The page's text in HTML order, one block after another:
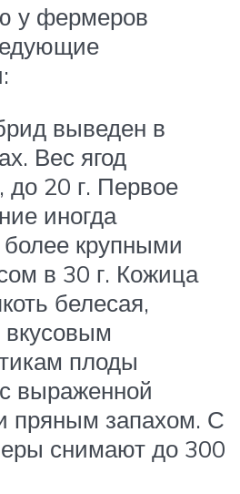
у фермеров
выведен в
Вес ягод
20 г. Первое
иногда
более крупными
в 30 г. Кожица
белесая,
вкусовым
плоды
выраженной
пряным запахом. С
снимают до 300